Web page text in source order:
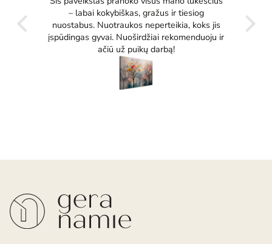
– labai kokybiškas, gražus ir tiesiog
nuostabus. Nuotraukos neperteikia, koks jis
įspūdingas gyvai. Nuoširdžiai rekomenduoju ir
ačiū už puikų darbą!